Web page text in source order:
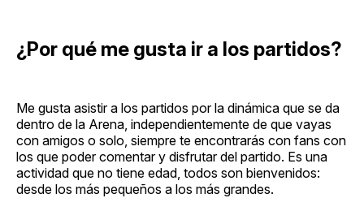
¿Por qué me gusta ir a los partidos?
Me gusta asistir a los partidos por la dinámica que se da
dentro de la Arena, independientemente de que vayas
con amigos o solo, siempre te encontrarás con fans con
los que poder comentar y disfrutar del partido. Es una
actividad que no tiene edad, todos son bienvenidos:
desde los más pequeños a los más grandes.